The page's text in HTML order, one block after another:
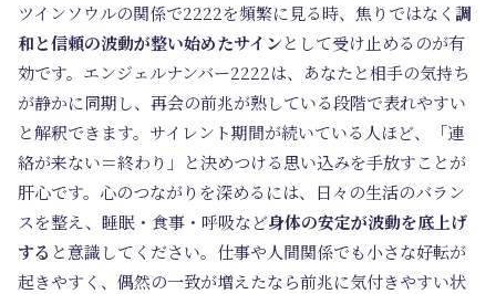
ツインソウルの関係で2222を頻繁に見る時、焦りではなく 調
和と信頼の波動が整い始めたサインとして受け止めるのが有
効です。エンジェルナンバー2222は、あなたと相手の気持ち
が静かに同期し、再会の前兆が熟している段階で表れやすい
と解釈できます。サイレント期間が続いている人ほど、「連
絡が来ない＝終わり」と決めつける思い込みを手放すことが
肝心です。心のつながりを深めるには、日々の生活のバラン
スを整え、睡眠・食事・呼吸など身体の安定が波動を底上げ
する と意識してください。仕事や人間関係でも小さな好転が
起きやすく、偶然の一致が増えたなら前兆に気付きやすい状